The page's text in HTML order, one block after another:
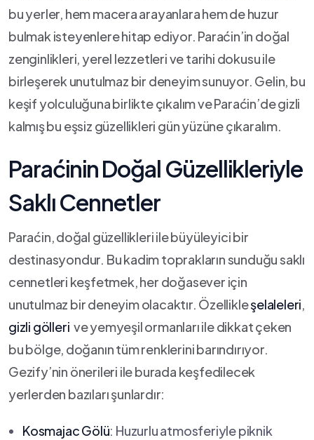
bu yerler, hem macera⁣ arayanlara hem de ⁣huzur
bulmak isteyenlere hitap ediyor. ⁢Paraćin’in doğal
zenginlikleri, yerel lezzetleri ve tarihi dokusu ile
birleşerek ⁣unutulmaz bir deneyim sunuyor. Gelin, bu
keşif yolculuğuna birlikte ‍çıkalım ve ‌Paraćin’de ‌gizli
kalmış⁣ bu ​eşsiz güzellikleri gün‌ yüzüne çıkaralım.
Paraćinin⁣ Doğal Güzellikleriyle
Saklı Cennetler
Paraćin,⁢ doğal‍ güzellikleri ile büyüleyici bir
destinasyondur. Bu kadim toprakların sunduğu saklı
cennetleri⁤ keşfetmek, her doğasever​ için ​
unutulmaz‌ bir deneyim olacaktır. ⁣Özellikleşelaleleri,⁣
gizli gölleri ⁢ ve yemyeşil ormanları ile dikkat çeken
bu bölge, ⁣doğanın tüm renklerini barındırıyor.
Gezify’nin önerileri​ ile burada keşfedilecek
yerlerden bazıları şunlardır:
Kosmajac Gölü: Huzurlu atmosferiyle piknik